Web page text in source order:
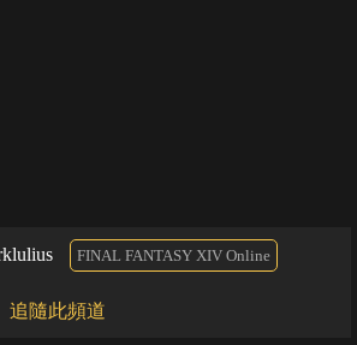
FINAL FANTASY XIV Online
追隨此頻道